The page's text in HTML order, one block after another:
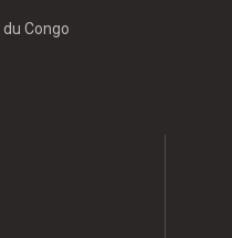
Congo